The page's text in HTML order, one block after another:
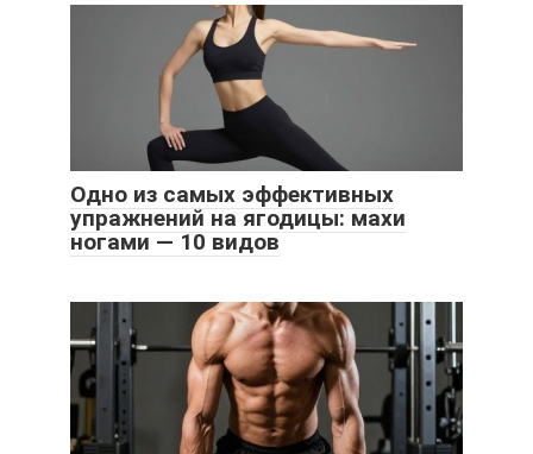
Одно из самых эффективных
упражнений на ягодицы: махи
ногами — 10 видов